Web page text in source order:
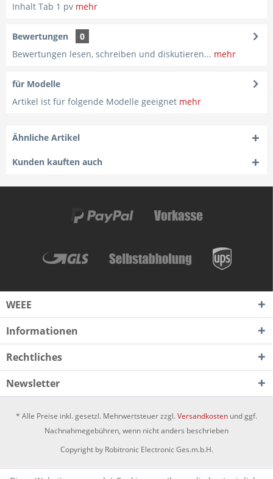
Inhalt Tab 1 pv mehr
Bewertungen
0
Bewertungen lesen, schreiben und diskutieren... mehr
für Modelle
Artikel ist für folgende Modelle geeignet mehr
Ähnliche Artikel
Kunden kauften auch
WEEE
Informationen
Rechtliches
Newsletter
* Alle Preise inkl. gesetzl. Mehrwertsteuer zzgl.Versandkosten und ggf.
Nachnahmegebühren, wenn nicht anders beschrieben
Copyright by Robitronic Electronic Ges.m.b.H.